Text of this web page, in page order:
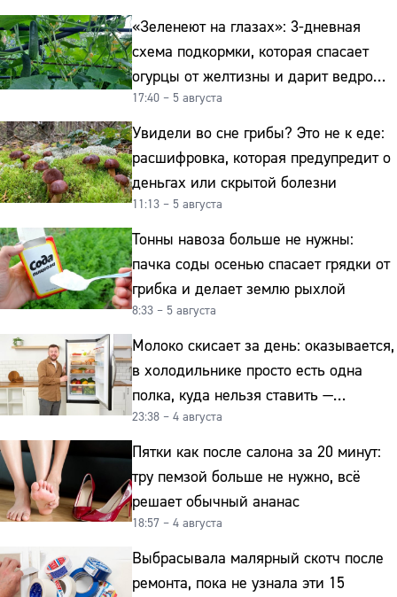
«Зеленеют на глазах»: 3-дневная
схема подкормки, которая спасает
огурцы от желтизны и дарит ведро
урожая
17:40 – 5 августа
Увидели во сне грибы? Это не к еде:
расшифровка, которая предупредит о
деньгах или скрытой болезни
11:13 – 5 августа
Тонны навоза больше не нужны:
пачка соды осенью спасает грядки от
грибка и делает землю рыхлой
8:33 – 5 августа
Молоко скисает за день: оказывается,
в холодильнике просто есть одна
полка, куда нельзя ставить —
превращает свежие продукты
в бактериальную бомбу
23:38 – 4 августа
Пятки как после салона за 20 минут:
тру пемзой больше не нужно, всё
решает обычный ананас
18:57 – 4 августа
Выбрасывала малярный скотч после
ремонта, пока не узнала эти 15